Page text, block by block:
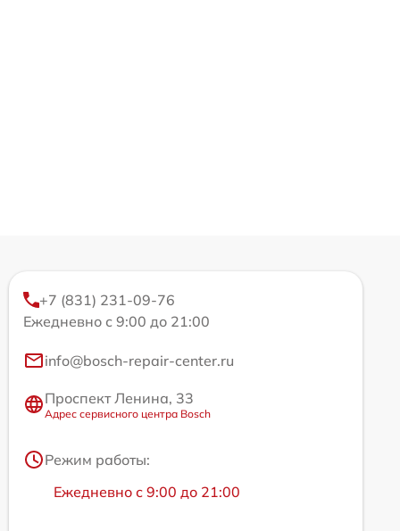
+7 (831) 231-09-76
Ежедневно с 9:00 до 21:00
info@bosch-repair-center.ru
Проспект Ленина, 33
Адрес сервисного центра Bosch
Режим работы:
Ежедневно с 9:00 до 21:00